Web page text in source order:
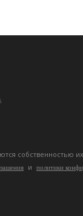
собственностью
и политики